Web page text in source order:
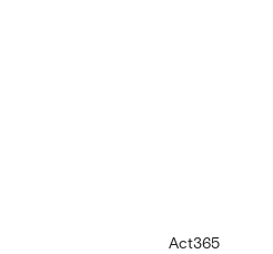
Act365